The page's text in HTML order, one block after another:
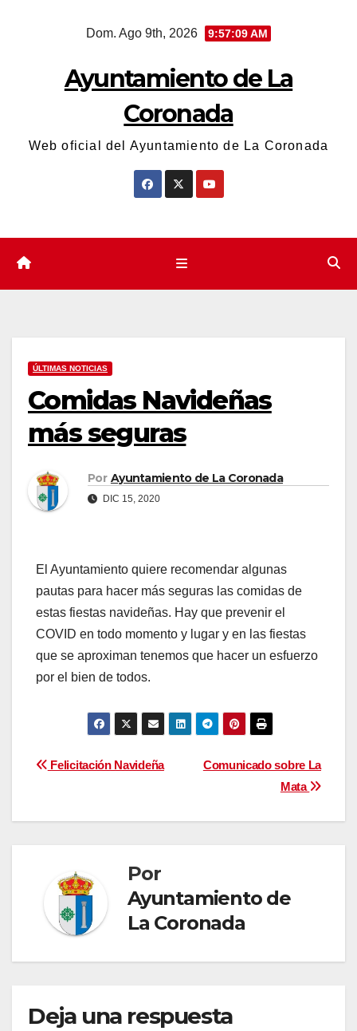
Dom. Ago 9th, 2026 9:57:09 AM
Ayuntamiento de La
Coronada
Web oficial del Ayuntamiento de La Coronada
ÚLTIMAS NOTICIAS
Comidas Navideñas
más seguras
Por Ayuntamiento de La Coronada
DIC 15, 2020
El Ayuntamiento quiere recomendar algunas
pautas para hacer más seguras las comidas de
estas fiestas navideñas. Hay que prevenir el
COVID en todo momento y lugar y en las fiestas
que se aproximan tenemos que hacer un esfuerzo
por el bien de todos.
Navegación
Comunicado sobre La
Mata
Felicitación Navideña
Por
Ayuntamiento de
La Coronada
Deja una respuesta